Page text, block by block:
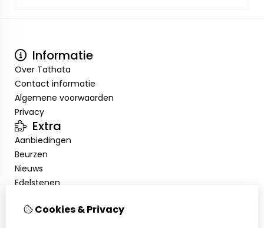
Informatie
Over Tathata
Contact informatie
Algemene voorwaarden
Privacy
Extra
Aanbiedingen
Beurzen
Nieuws
Edelstenen
Mijn account
Cookies & Privacy